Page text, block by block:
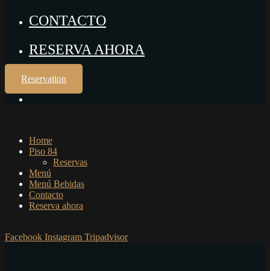
CONTACTO
RESERVA AHORA
Reservation
Home
Piso 84
Reservas
Menú
Menú Bebidas
Contacto
Reserva ahora
Facebook Instagram Tripadvisor